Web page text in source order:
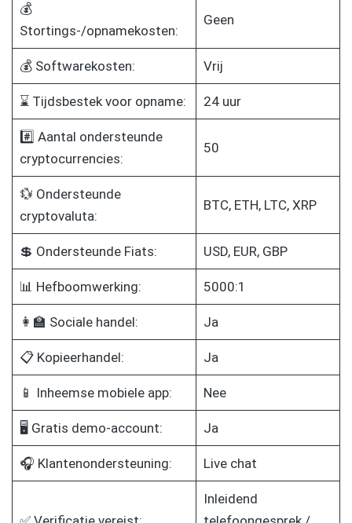
💰
Stortings-/opnamekosten:
Geen
💰 Softwarekosten: Vrij
⌛ Tijdsbestek voor opname: 24 uur
#️⃣ Aantal ondersteunde
cryptocurrencies:
50
💱 Ondersteunde
cryptovaluta:
BTC, ETH, LTC, XRP
💲 Ondersteunde Fiats: USD, EUR, GBP
📊 Hefboomwerking: 5000:1
👩‍🏫 Sociale handel: Ja
📋 Kopieerhandel: Ja
📱 Inheemse mobiele app: Nee
🖥️ Gratis demo-account: Ja
🎧 Klantenondersteuning: Live chat
Inleidend